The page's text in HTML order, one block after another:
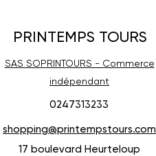
PRINTEMPS TOURS
SAS SOPRINTOURS - Commerce
indépendant
0247313233
shopping@printempstours.com
17 boulevard Heurteloup